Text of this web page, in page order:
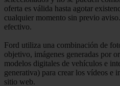
oferta es válida hasta agotar
cualquier momento sin previo
efectivo.
Ford utiliza una combinación de
objetivo, imágenes generadas por
modelos digitales de vehículos e
generativa) para crear los vídeos e
sitio web.